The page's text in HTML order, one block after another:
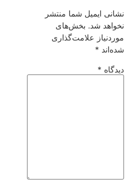
نشانی ایمیل شما منتشر
نخواهد شد. بخش‌های
موردنیاز علامت‌گذاری
شده‌اند *
دیدگاه *